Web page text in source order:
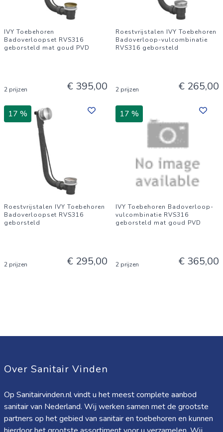
IVY Toebehoren
Badoverloopset RVS316
geborsteld mat goud PVD
2 prijzen € 395,00
Roestvrijstalen IVY Toebehoren
Badoverloop-vulcombinatie
RVS316 geborsteld
2 prijzen € 265,00
17 %
Roestvrijstalen IVY Toebehoren
Badoverloopset RVS316
geborsteld
2 prijzen € 295,00
17 %
IVY Toebehoren Badoverloop-
vulcombinatie RVS316
geborsteld mat goud PVD
2 prijzen € 365,00
Over Sanitair Vinden
Op Sanitairvinden.nl vindt u het meest complete aanbod
sanitair van Nederland. Wij werken samen met de grootste
partners op het gebied van sanitair en toebehoren en kunnen